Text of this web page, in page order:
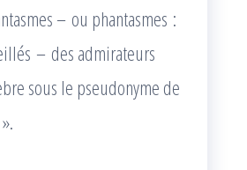
– ou phantasmes :
– des admirateurs
sous le pseudonyme de